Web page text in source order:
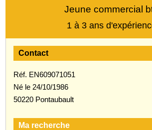
Jeune commercial
1 à 3 ans
Contact
Réf. EN609071051
Né le 24/10/1986
50220 Pontaubault
Ma recherche